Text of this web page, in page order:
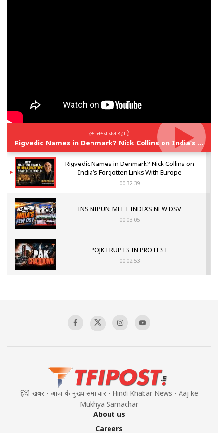
इस समय चल रहा है
Rigvedic Names in Denmark? Nick Collins on India’s Forgotten Links With Europe
Rigvedic Names in Denmark? Nick Collins on
India’s Forgotten Links With Europe
00:32:39
INS NIPUN: MEET INDIA’S NEW DSV
00:03:05
POJK ERUPTS IN PROTEST
00:02:53
Sagar
हिंदी खबर - आज के मुख्य समाचार - Hindi Khabar News - Aaj ke
Mukhya Samachar
About us
Careers